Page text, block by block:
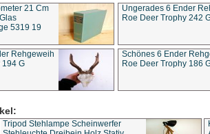
21 Cm
5319 19
Ungerades 6 Ender
Roe Deer Trophy 242
Rehgeweih
194 G
Schönes 6 Ender
Roe Deer Trophy 186
Tripod Stehlampe Scheinwerfer